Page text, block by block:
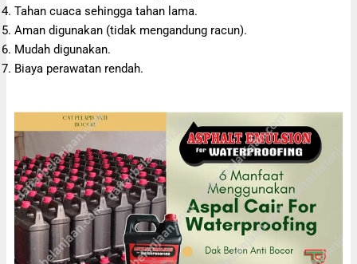
Tahan cuaca sehingga tahan lama.
Aman digunakan (tidak mengandung racun).
Mudah digunakan.
Biaya perawatan rendah.